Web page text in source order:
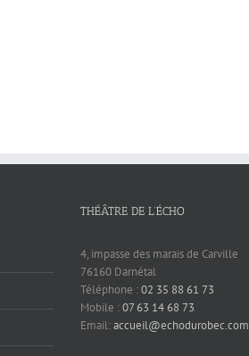
THÉÂTRE DE L’ÉCHO
4, impasse des marais de Carville
76160 Darnétal
Téléphone :02 35 88 61 73
Mobile :07 63 14 68 73
Email:accueil@echodurobec.com